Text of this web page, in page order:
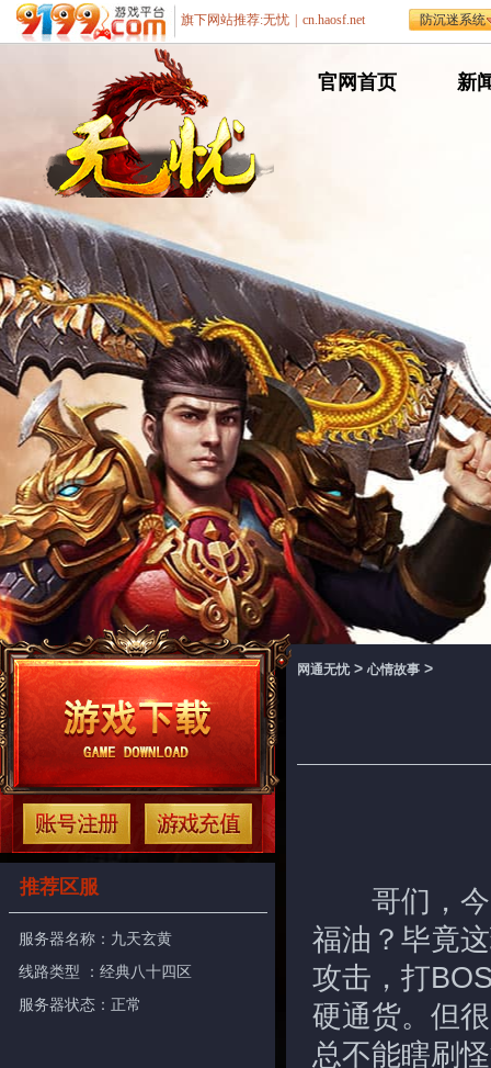
网
官网首页
网
新
推荐区服
服务器名称： 九天玄黄
线路类型 ：经典八十四区
服务器状态：正常
网通无忧> 心情故事 >
哥们，今
福油？毕竟
攻击，打
硬通货。但
总不能瞎刷
遨游游戏平台
旗下网站推荐:无忧 cn.haosf.net 防沉迷系统